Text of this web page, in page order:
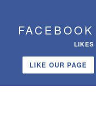
FACEBOOK
LIKES
LIKE OUR PAGE